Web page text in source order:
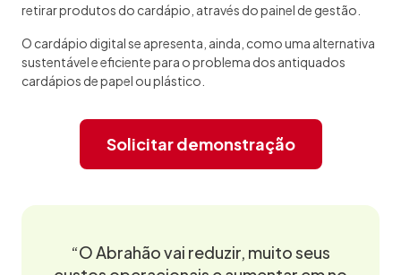
retirar produtos do cardápio, através do painel de gestão.
O cardápio digital se apresenta, ainda, como uma alternativa
sustentável e eficiente para o problema dos antiquados
cardápios de papel ou plástico.
Solicitar demonstração
“O Abrahão vai reduzir, muito seus